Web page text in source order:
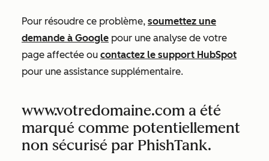
Pour résoudre ce problème, soumettez une
demande à Google pour une analyse de votre
page affectée ou contactez le support HubSpot
pour une assistance supplémentaire.
www.votredomaine.com a été
marqué comme potentiellement
non sécurisé par PhishTank.